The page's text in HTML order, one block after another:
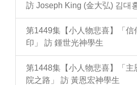
訪 Joseph King (金大弘) 김대
第1449集【小人物悲喜】「信
印」 訪 鍾世光神學生
第1448集【小人物悲喜】「主
院之路」 訪 黃恩宏神學生